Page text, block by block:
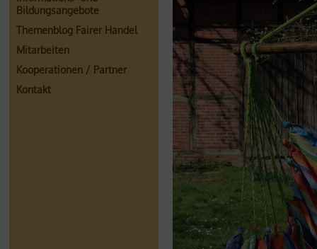
Bildungsangebote
Themenblog Fairer Handel
Mitarbeiten
Kooperationen / Partner
Kontakt